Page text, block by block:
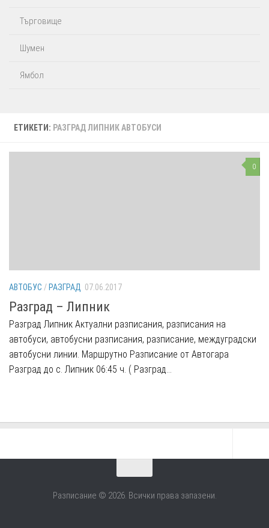
ЕТИКЕТИ: РАЗГРАД ЛИПНИК АВТОБУСИ
0
АВТОБУС / РАЗГРАД 07.06.2017
Разград – Липник
Разград Липник Aктуални разписания, разписания на
автобуси, автобусни разписания, разписание, междуградски
автобусни линии. Маршрутно Разписание от Автогара
Разград до с. Липник 06:45 ч. ( Разград...
Търговище
Шумен
Ямбол
Разписание © 2026. Всички права запазени.